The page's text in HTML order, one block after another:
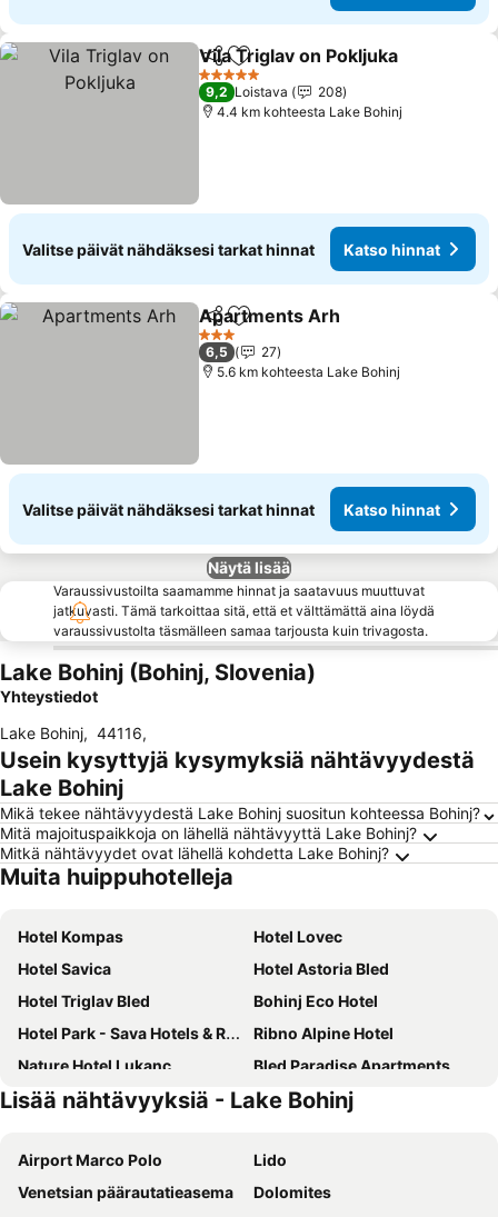
Jaa Lisää suosikkeihin
Vila Triglav on Pokljuka
5 Tähtiluokitus
9,2 Loistava
208
4.4 km kohteesta Lake Bohinj
Valitse päivät nähdäksesi tarkat hinnat Katso hinnat
Jaa Lisää suosikkeihin
Apartments Arh
3 Tähtiluokitus
6,5
27
5.6 km kohteesta Lake Bohinj
Valitse päivät nähdäksesi tarkat hinnat Katso hinnat
Näytä lisää
Varaussivustoilta saamamme hinnat ja saatavuus muuttuvat
jatkuvasti. Tämä tarkoittaa sitä, että et välttämättä aina löydä
varaussivustolta täsmälleen samaa tarjousta kuin trivagosta.
Lake Bohinj (Bohinj, Slovenia)
Yhteystiedot
Lake Bohinj, 44116,
Usein kysyttyjä kysymyksiä nähtävyydestä
Lake Bohinj
Mikä tekee nähtävyydestä Lake Bohinj suositun kohteessa Bohinj?
Mitä majoituspaikkoja on lähellä nähtävyyttä Lake Bohinj?
Mitkä nähtävyydet ovat lähellä kohdetta Lake Bohinj?
Muita huippuhotelleja
Hotel Kompas
Hotel Lovec
Hotel Savica
Hotel Astoria Bled
Hotel Triglav Bled
Bohinj Eco Hotel
Hotel Park - Sava Hotels & Resorts
Ribno Alpine Hotel
Nature Hotel Lukanc
Bled Paradise Apartments
Grand Hotel Toplice
Bled Rose Hotel
Old Bled House
Glamping Houses J-Max
Hotel Bohinj
Penzion Pibernik
Lisää nähtävyyksiä - Lake Bohinj
Airport Marco Polo
Lido
Venetsian päärautatieasema
Dolomites